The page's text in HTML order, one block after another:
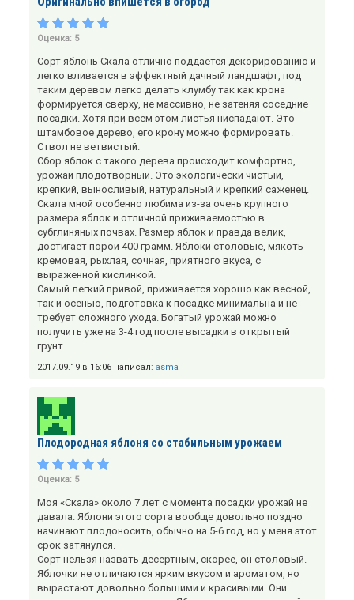
Оценка: 5
Сорт яблонь Скала отлично поддается декорированию и
легко вливается в эффектный дачный ландшафт, под
таким деревом легко делать клумбу так как крона
формируется сверху, не массивно, не затеняя соседние
посадки. Хотя при всем этом листья ниспадают. Это
штамбовое дерево, его крону можно формировать.
Ствол не ветвистый.
Сбор яблок с такого дерева происходит комфортно,
урожай плодотворный. Это экологически чистый,
крепкий, выносливый, натуральный и крепкий саженец.
Скала мной особенно любима из-за очень крупного
размера яблок и отличной приживаемостью в
субглиняных почвах. Размер яблок и правда велик,
достигает порой 400 грамм. Яблоки столовые, мякоть
кремовая, рыхлая, сочная, приятного вкуса, с
выраженной кислинкой.
Самый легкий привой, приживается хорошо как весной,
так и осенью, подготовка к посадке минимальна и не
требует сложного ухода. Богатый урожай можно
получить уже на 3-4 год после высадки в открытый
грунт.
2017.09.19 в 16:06 написал: asma
Плодородная яблоня со стабильным урожаем
Оценка: 5
Моя «Скала» около 7 лет с момента посадки урожай не
давала. Яблони этого сорта вообще довольно поздно
начинают плодоносить, обычно на 5-6 год, но у меня этот
срок затянулся.
Сорт нельзя назвать десертным, скорее, он столовый.
Яблочки не отличаются ярким вкусом и ароматом, но
вырастают довольно большими и красивыми. Они